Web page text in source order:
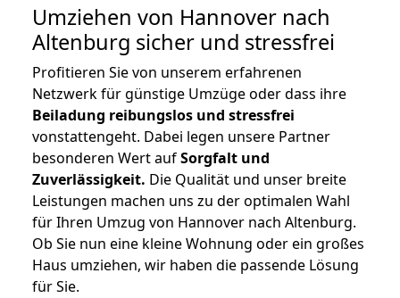
Umziehen von Hannover nach
Altenburg sicher und stressfrei
Profitieren Sie von unserem erfahrenen
Netzwerk für günstige Umzüge oder dass ihre
Beiladung reibungslos und stressfrei
vonstattengeht. Dabei legen unsere Partner
besonderen Wert aufSorgfalt und
Zuverlässigkeit. Die Qualität und unser breite
Leistungen machen uns zu der optimalen Wahl
für Ihren Umzug von Hannover nach Altenburg.
Ob Sie nun eine kleine Wohnung oder ein großes
Haus umziehen, wir haben die passende Lösung
für Sie.